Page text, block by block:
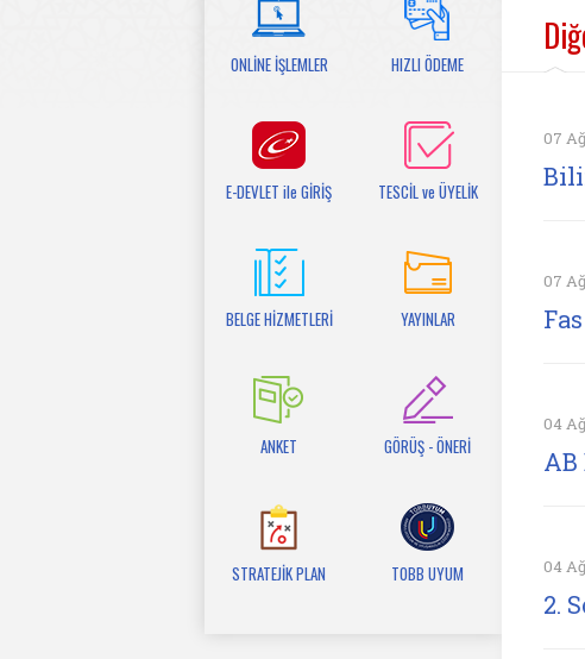
ONLİNE İŞLEMLER HIZLI ÖDEME
E-DEVLET ile GİRİŞ TESCİL ve ÜYELİK
BELGE HİZMETLERİ YAYINLAR
ANKET GÖRÜŞ - ÖNERİ
STRATEJİK PLAN TOBB UYUM
07
07
04
04
2.